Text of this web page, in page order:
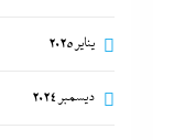
يناير 2025
ديسمبر 2024